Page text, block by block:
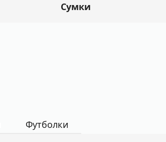
Сумки
Футболки